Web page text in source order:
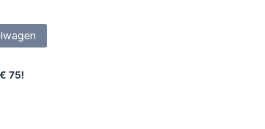
75!